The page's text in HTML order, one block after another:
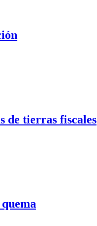
de tierras fiscales